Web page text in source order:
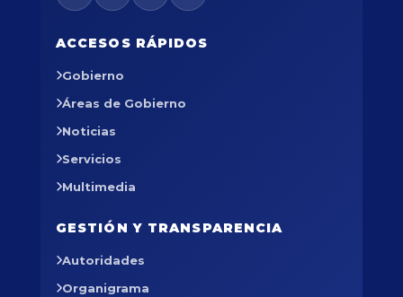
ACCESOS RÁPIDOS
Gobierno
Áreas de Gobierno
Noticias
Servicios
Multimedia
GESTIÓN Y TRANSPARENCIA
Autoridades
Organigrama